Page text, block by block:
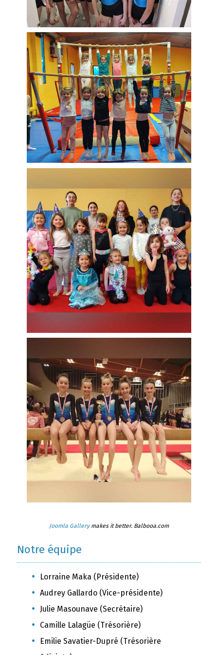
Joomla Gallerymakes it better. Balbooa.com
Notre équipe
Lorraine Maka (Présidente)
Audrey Gallardo (Vice-présidente)
Julie Masounave (Secrétaire)
Camille Lalagüe (Trésorière)
Emilie Savatier-Dupré (Trésorière